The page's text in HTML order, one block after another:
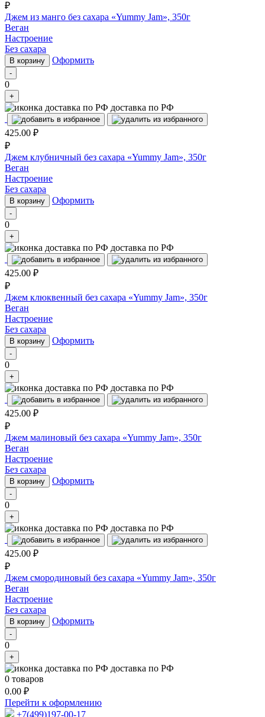
₽
Джем из манго без сахара «Yummy Jam», 350г
Веган
Настроение
Без сахара
В корзину Оформить
-
0
+
доставка по РФ
425.00 ₽
₽
Джем клубничный без сахара «Yummy Jam», 350г
Веган
Настроение
Без сахара
В корзину Оформить
-
0
+
доставка по РФ
425.00 ₽
₽
Джем клюквенный без сахара «Yummy Jam», 350г
Веган
Настроение
Без сахара
В корзину Оформить
-
0
+
доставка по РФ
425.00 ₽
₽
Джем малиновый без сахара «Yummy Jam», 350г
Веган
Настроение
Без сахара
В корзину Оформить
-
0
+
доставка по РФ
425.00 ₽
₽
Джем смородиновый без сахара «Yummy Jam», 350г
Веган
Настроение
Без сахара
В корзину Оформить
-
0
+
доставка по РФ
0 товаров
0.00 ₽
Перейти к оформлению
+7(499)197-00-17